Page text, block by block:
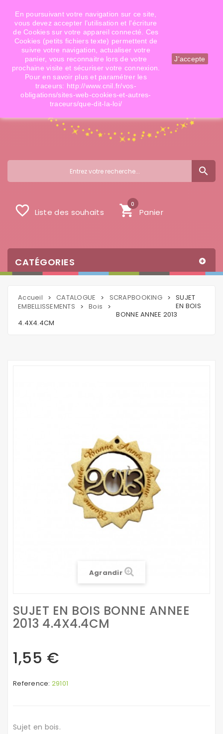
Téléphone: 06 09 14 02 79 Email: info@doigtsdefees.com
Mon compte
search
shopping_cart Panier
0
favorite_border Liste des souhaits
CATÉGORIES
Accueil > CATALOGUE > SCRAPBOOKING >
EMBELLISSEMENTS
> Bois >
SUJET
EN BOIS
BONNE ANNEE 2013
4.4X4.4CM
Agrandir
SUJET EN BOIS BONNE ANNEE
2013 4.4X4.4CM
1,55 €
Reference: 29101
Sujet en bois.
En poursuivant votre navigation sur ce site,
vous devez accepter l’utilisation et l'écriture
de Cookies sur votre appareil connecté. Ces
Cookies (petits fichiers texte) permettent de
suivre votre navigation, actualiser votre
panier, vous reconnaitre lors de votre
prochaine visite et sécuriser votre connexion.
Pour en savoir plus et paramétrer les
traceurs: http://www.cnil.fr/vos-
obligations/sites-web-cookies-et-autres-
traceurs/que-dit-la-loi/
J'accepte